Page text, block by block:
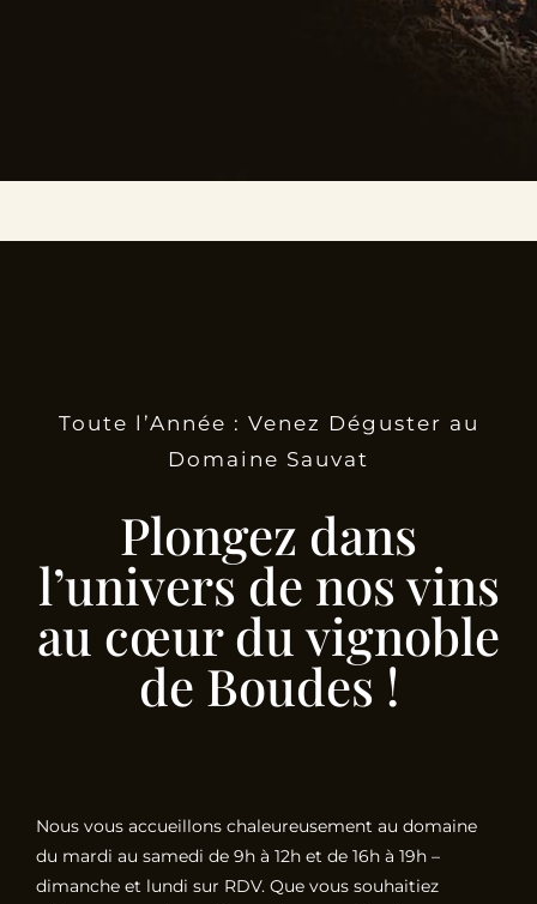
Toute l’Année : Venez Déguster au
Domaine Sauvat
Plongez dans
l’univers de nos vins
au cœur du vignoble
de Boudes !
Nous vous accueillons chaleureusement au domaine
du mardi au samedi de 9h à 12h et de 16h à 19h –
dimanche et lundi sur RDV. Que vous souhaitiez